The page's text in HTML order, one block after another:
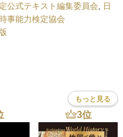
公式テキスト編集委員会
日
事能力検定協会
もっと見る
3位